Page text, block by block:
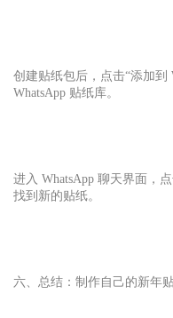
创建贴纸包后，点击“添加到
WhatsApp 贴纸库。
进入 WhatsApp 聊天界面，
找到新的贴纸。
六、总结：制作自己的新年